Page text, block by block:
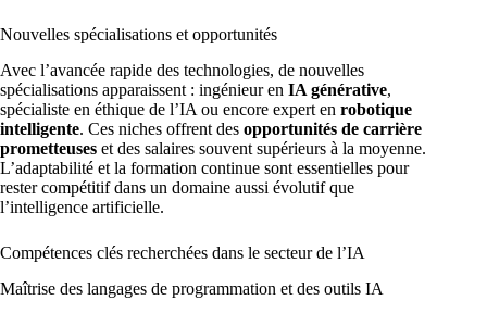
Nouvelles spécialisations et opportunités
Avec l’avancée rapide des technologies, de nouvelles
spécialisations apparaissent : ingénieur en IA générative,
spécialiste en éthique de l’IA ou encore expert en robotique
intelligente. Ces niches offrent des opportunités de carrière
prometteuses et des salaires souvent supérieurs à la moyenne.
L’adaptabilité et la formation continue sont essentielles pour
rester compétitif dans un domaine aussi évolutif que
l’intelligence artificielle.
Compétences clés recherchées dans le secteur de l’IA
Maîtrise des langages de programmation et des outils IA